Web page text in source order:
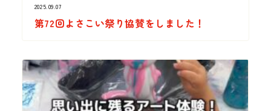
2025.09.07
第72回よさこい祭り協賛をしました！